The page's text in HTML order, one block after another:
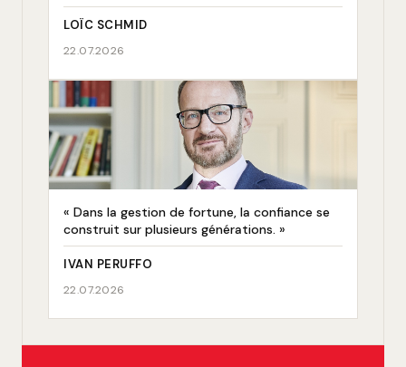
LOÏC SCHMID
22.07.2026
« Dans la gestion de fortune, la confiance se
construit sur plusieurs générations. »
IVAN PERUFFO
22.07.2026